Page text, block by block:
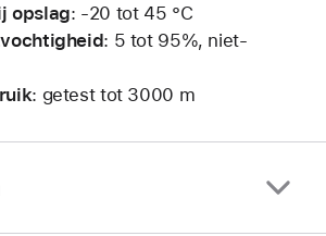
opslag: ‑20 tot 45 °C
: 5 tot 95%, niet-
: getest tot 3000 m